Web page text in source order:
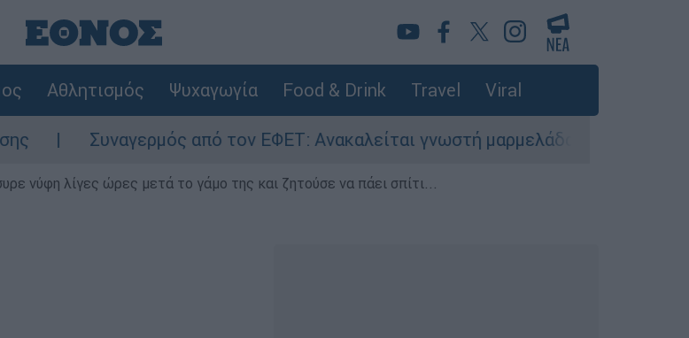
Αθλητισμός Ψυχαγωγία Food & Drink Travel Viral
από τον ΕΦΕΤ: Ανακαλείται γνωστή μαρμελάδα - Κίνδυνος θραύσης στη
νύφη λίγες ώρες μετά το γάμο της και ζητούσε να πάει σπίτι...